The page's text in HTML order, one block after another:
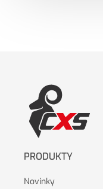
PRODUKTY
Novinky